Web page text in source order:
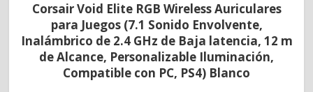
Corsair Void Elite RGB Wireless Auriculares
para Juegos (7.1 Sonido Envolvente,
Inalámbrico de 2.4 GHz de Baja latencia, 12 m
de Alcance, Personalizable Iluminación,
Compatible con PC, PS4) Blanco